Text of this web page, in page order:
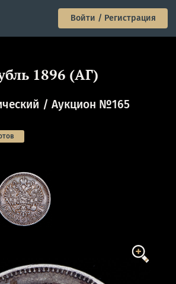
Войти / Регистрация
1896 (АГ)
Аукцион №165